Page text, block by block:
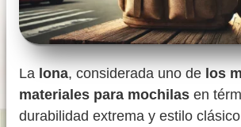
La lona, considerada uno de los
materiales para mochilas en
durabilidad extrema y estilo